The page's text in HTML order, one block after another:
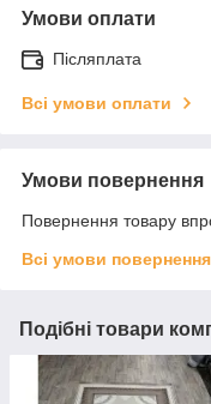
Умови оплати
Післяплата
Всі умови оплати
Умови повернення
Повернення товару
Всі умови повернення
Подібні товари